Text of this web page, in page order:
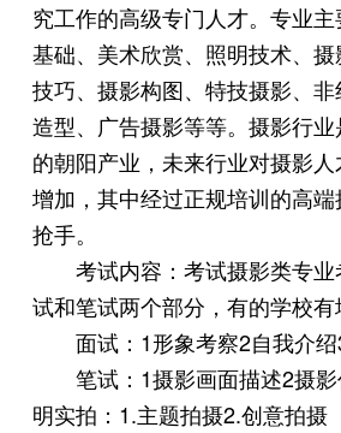
究工作的高级专门人才。专业
基础、美术欣赏、照明技术、
技巧、摄影构图、特技摄影、
造型、广告摄影等等。摄影行
的朝阳产业，未来行业对摄影
增加，其中经过正规培训的高
抢手。
考试内容：考试摄影类专
试和笔试两个部分，有的学校有
面试：1形象考察2自我介
笔试：1摄影画面描述2摄
明实拍：1.主题拍摄2.创意拍摄